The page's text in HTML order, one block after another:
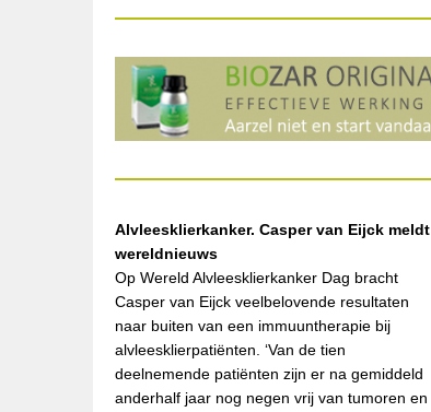
Alvleesklierkanker. Casper van Eijck meldt
wereldnieuws
Op Wereld Alvleesklierkanker Dag bracht
Casper van Eijck veelbelovende resultaten
naar buiten van een immuuntherapie bij
alvleesklierpatiënten. ‘Van de tien
deelnemende patiënten zijn er na gemiddeld
anderhalf jaar nog negen vrij van tumoren en